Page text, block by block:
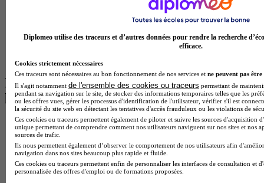
Master Psychologie à Angers
Les intitulés de diplôme par alternance
les plus recherchés
BTS Esf en alternance
BTS Dietetique en alternance
BTS Mco en alternance
BTS Pi en alternance
BTS Sp3s en alternance
Master CCA en alternance
Diplomeo utilise des traceurs et d’autres données pour rendre la recherche
efficace.
Cookies strictement nécessaires
Ces traceurs sont nécessaires au bon fonctionnement de nos services et ne peuvent pas être
Il s'agit notamment de l'ensemble des cookies ou traceurs permettant de
pendant sa navigation sur le site, de stocker des informations temporaires telles que les
ou les offres vues, gérer les processus d'identification de l'utilisateur, vérifier s'il est
la sécurité du site web en détectant les tentatives d'accès frauduleux ou les violations de
Ces cookies ou traceurs permettent également de piloter et suivre les sources d'acquisition
unique permettant de comprendre comment nos utilisateurs naviguent sur nos sites et nos
sources de trafic.
Ils nous permettent également d’observer le comportement de nos utilisateurs afin
navigation dans nos sites beaucoup plus rapide et fluide.
Ces cookies ou traceurs permettent enfin de personnaliser les interfaces de consultation et
personnalisée des offres d'emploi ou de formations proposées.